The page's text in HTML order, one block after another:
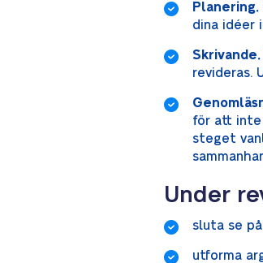
Planering.
dina idéer
Skrivande.
revideras.
för att inte
steget
Under
sluta se
utforma